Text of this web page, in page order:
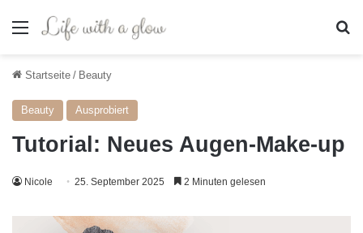
Menü
Startseite / Beauty
Beauty Ausprobiert
Tutorial: Neues Augen-Make-up
Nicole 25. September 2025 2 Minuten gelesen